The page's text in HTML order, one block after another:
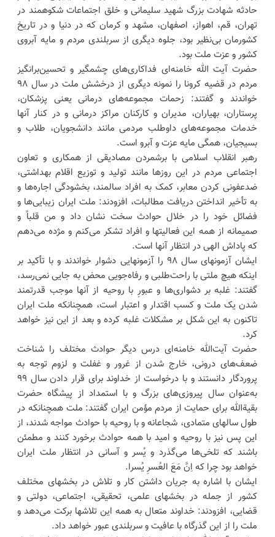
حادثه شهادت بزرگ شهید سلیمانی و خلق اجتماعات شکوهمند در
تهران، قم، اهواز، اصفهان، مشهد و کرمان که در دنیا و در تاریخ
کشورمان بی‌نظیر بود، جلوه دیگری از سربلندی مردم و مایه آبروی
کشور و عزت ملت بود.
حضرت آیت الله خامنه‌ای فداکاری‌های چشمگیر و تحسین‌برانگیز
مردم در قضیه کرونا را نمونه دیگری از درخشش ملت در سال ۹۸
خواندند و گفتند: زحمات مجموعه‌های درمانی یعنی پزشکان،
پرستاران، بهیاران، مدیران و کارکنان مراکز درمانی و در کنار آنها
خدمات مجموعه‌های داوطلب مردمی مانند دانشجویان، طلاب و
بسیجیان، همگی مایه عزت و آبرو است.
رهبر انقلاب اسلامی با برشمردن مصادیقی از همکاری و تعاون
اجتماعی مردم در این روزها مانند تولید و توزیع اقلام بهداشتی،
ضدعفونی کردن معابر، کمک به افراد سالمند، بخشودگی اجاره‌ها و
به تأخیر انداختن دریافت مطالبات، افزودند: ملت ایران زیبایی‌ها و
فضائل خود را در خلال حوادث سخت نشان داد و من قلباً و
صمیمانه از همه این فعالیتها و افراد تشکر می‌کنم و مژده می‌دهم
که پاداش الهی در انتظار آنها است.
ایشان آزمونهای سال ۹۸ را آزمونهایی دشوار خواندند و با تأکید بر
اینکه هیچ ملتی با راحت‌طلبی و رفاه‌جویی محض به جایی نمی‌رسد،
گفتند: غلبه بر دشواری‌ها و عبورِ با روحیه از آنها موجب قدرتمند
شدن یک ملت و کسب اقتدار و اعتبار است، همچنانکه ملت ایران
تاکنون به این شکل بر مشکلات غلبه کرده و بعد از این نیز خواهد
کرد.
حضرت آیت‌الله خامنه‌ای درس دیگر حوادث مختلف را شناخت
ضعف‌های درونی، خارج شدن از غرور و غفلت و لزوم توجه به
پروردگار دانستند و با درخواست از خداوند برای قرار دادن سال ۹۹
به‌عنوان سال پیروزی‌های بزرگ و با استمداد از پیشگاه حضرت
بقیة‌الله برای حمایت از مردم مؤمن ایران گفتند: ملت همچنانکه در
طول سالهای متمادی، شجاعانه و با روحیه با حوادث مواجه شدند، از
این پس نیز با روحیه و امید با همه حوادث برخورد کنند و مطمئن
باشند که تلخی‌ها می‌گذرد و یُسر و آسانی در انتظار ملت ایران
خواهد بود چرا که اِنَّ مَعَ العُسرِ یُسرا.
ایشان با اشاره به جریان داشتن کار و تلاش در بخشهای مختلف
کشور از جمله در بخشهای علمی، تحقیقی، اجتماعی، دولتی و
قضایی، افزودند: خداوند متعال به همه این تلاشها برکت می‌دهد و
ملت را از این گذرگاه با عافیت و سربلندی عبور خواهد داد.